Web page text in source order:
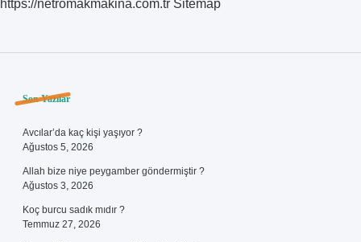
https://netromakmakina.com.tr Sitemap
Sidebar
Son Yazılar
Avcılar’da kaç kişi yaşıyor ?
Ağustos 5, 2026
Allah bize niye peygamber göndermiştir ?
Ağustos 3, 2026
Koç burcu sadık mıdır ?
Temmuz 27, 2026